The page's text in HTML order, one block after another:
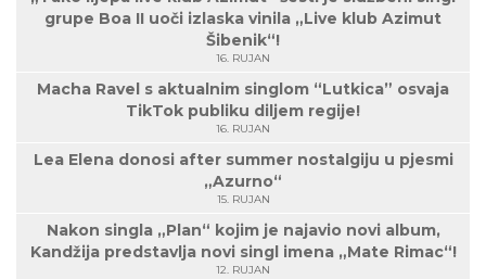
grupe Boa II uoči izlaska vinila „Live klub Azimut
Šibenik“!
16. RUJAN
Macha Ravel s aktualnim singlom “Lutkica” osvaja
TikTok publiku diljem regije!
16. RUJAN
Lea Elena donosi after summer nostalgiju u pjesmi
„Azurno“
15. RUJAN
Nakon singla „Plan“ kojim je najavio novi album,
Kandžija predstavlja novi singl imena „Mate Rimac“!
12. RUJAN